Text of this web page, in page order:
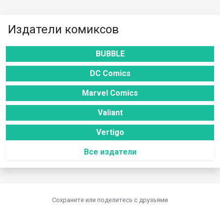
Издатели комиксов
BUBBLE
DC Comics
Marvel Comics
Valiant
Vertigo
Все издатели
Сохраните или поделитесь c друзьями